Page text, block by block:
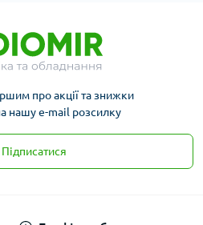
про акції та знижки
нашу e-mail розсилку
Підписатися